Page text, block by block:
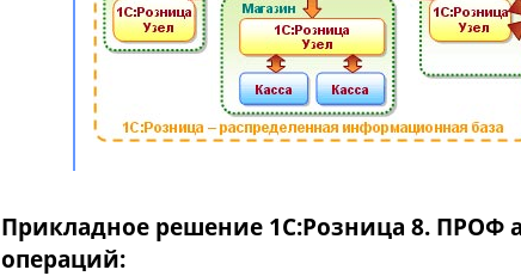
Прикладное решение 1С:Розница 8. ПРОФ
операций: